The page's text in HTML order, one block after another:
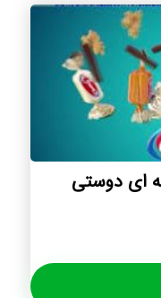
ای دوستی